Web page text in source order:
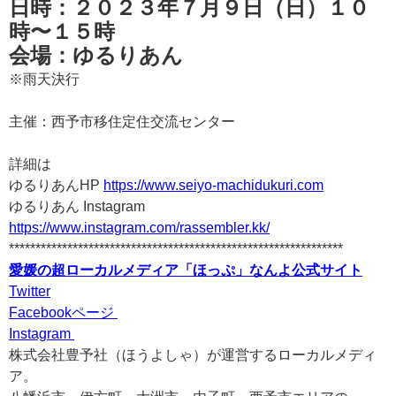
日時：２０２３年７月９日（日）１０
時〜１５時
会場：ゆるりあん
※雨天決行
主催： 西予市移住定住交流センター
詳細は
ゆるりあんHP https://www.seiyo-machidukuri.com
ゆるりあん Instagram
https://www.instagram.com/rassembler.kk/
***************************************************************
愛媛の超ローカルメディア「ほっぷ」なんよ公式サイト
Twitter
Facebookページ
Instagram
株式会社豊予社（ほうよしゃ）が運営するローカルメディ
ア。